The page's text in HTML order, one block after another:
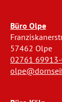
Büro Olpe
57462 Olpe
02761